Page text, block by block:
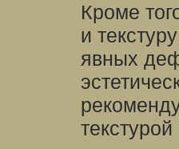
Кроме
и
явных